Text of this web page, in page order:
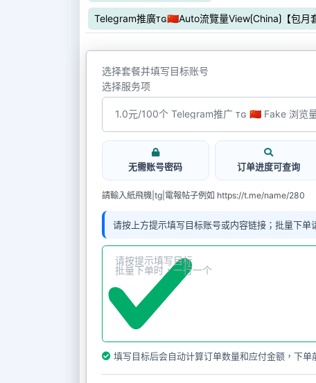
Telegram推廣ᴛɢ🇨🇳Auto流覽量View⟮China⟯【包月
选择套餐并填写目标账号
选择服务项
无需账号密码 订单进度可查询
請輸入紙飛機|tg|電報帖子例如 https://t.me/name/280
请按上方提示填写目标账号或内容链接；批量下单
填写目标后会自动计算订单数量和应付金额，下单